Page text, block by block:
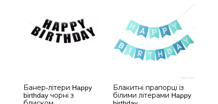
Банер-літери Happy
birthday чорні з
Блакитні прапорці із
білими літерами Happy